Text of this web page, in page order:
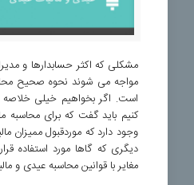
مشکلی که اکثر حسابدارها و
مواجه می شوند نحوه صحیح
است. اگر بخواهیم خیلی خلاصه
کنیم باید گفت که برای
وجود دارد که موردقبول ممیزان
دیگری که گاها مورد استفاده
مغایر با قوانین محاسبه عیدی و